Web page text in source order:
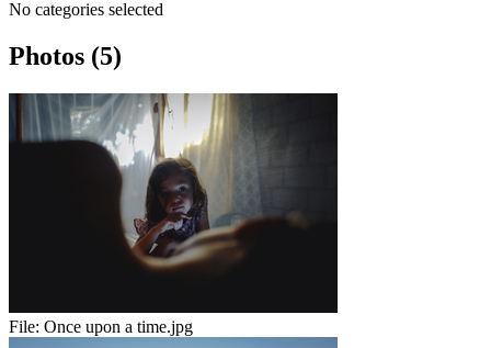
No categories selected
Photos (5)
File: Once upon a time.jpg